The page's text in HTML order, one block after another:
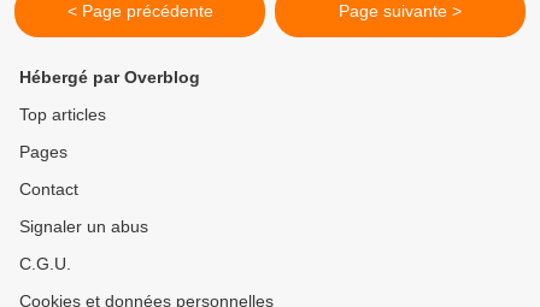
< Page précédente Page suivante >
Hébergé par Overblog
Top articles
Pages
Contact
Signaler un abus
C.G.U.
Cookies et données personnelles